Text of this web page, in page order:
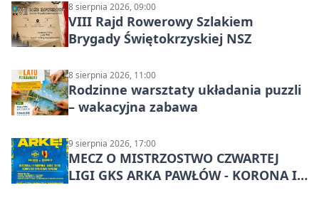
8 sierpnia 2026, 09:00
VIII Rajd Rowerowy Szlakiem
Brygady Świętokrzyskiej NSZ
8 sierpnia 2026, 11:00
Rodzinne warsztaty układania puzzli
– wakacyjna zabawa
9 sierpnia 2026, 17:00
MECZ O MISTRZOSTWO CZWARTEJ
LIGI GKS ARKA PAWŁÓW - KORONA III